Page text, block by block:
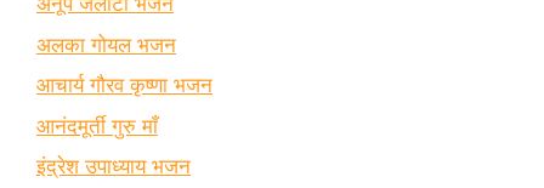
अलका गोयल भजन
आचार्य गौरव कृष्णा भजन
आनंदमूर्ती गुरु माँ
इंद्रेश उपाध्याय भजन